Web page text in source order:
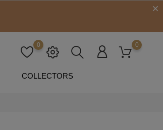
0
0
COLLECTORS